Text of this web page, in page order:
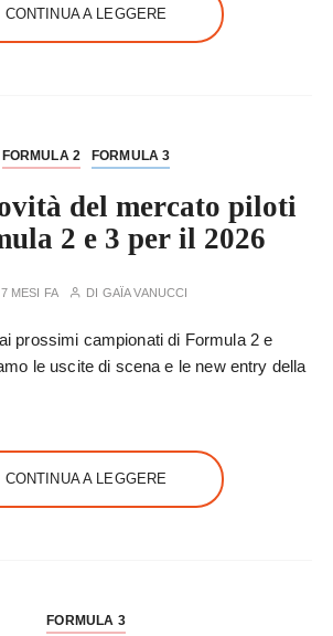
CONTINUA A LEGGERE
FORMULA 2 FORMULA 3
del mercato piloti
2 e 3 per il 2026
7 MESI FA DI GAÏA VANUCCI
prossimi campionati di Formula 2 e
le uscite di scena e le new entry della
CONTINUA A LEGGERE
FORMULA 3